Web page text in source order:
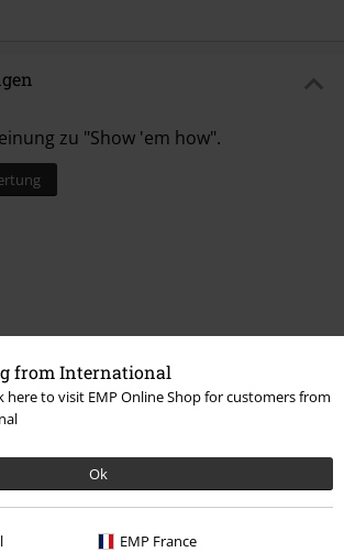
from International
here to visit EMP Online Shop for customers from
Ok
EMP France
zu "Show 'em how".
Mehr Möglichkeiten.